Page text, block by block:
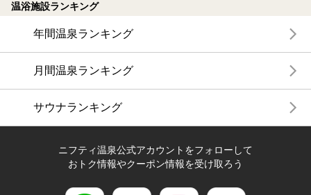
温浴施設ランキング
年間温泉ランキング
月間温泉ランキング
サウナランキング
ニフティ温泉公式アカウントをフォローして
おトク情報やクーポン情報を受け取ろう